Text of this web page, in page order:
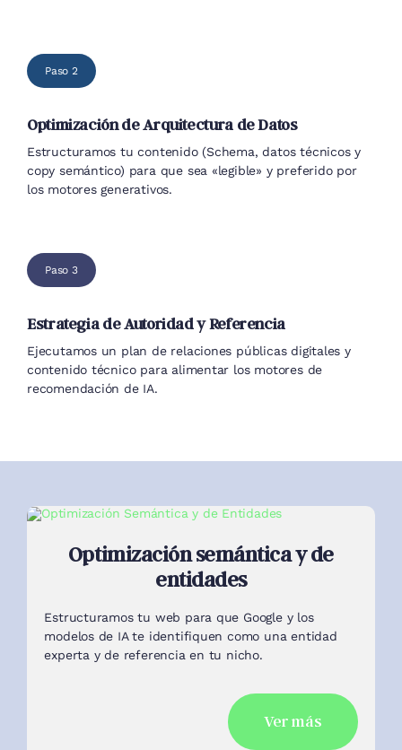
Optimización de Arquitectura de Datos
copy semántico) para que sea «legible» y preferido por
los motores generativos.
Estrategia de Autoridad y Referencia
contenido técnico para alimentar los motores de
recomendación de IA.
Optimización semántica y de
Estructuramos tu web para que Google y los
modelos de IA te identifiquen como una entidad
experta y de referencia en tu nicho.